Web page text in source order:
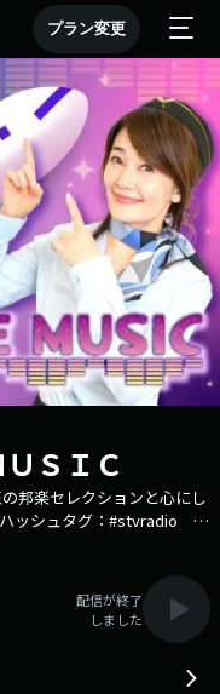
プラン変更
ＳＩＣ
邦楽セレクションと心にし
ッシュタグ：#stvradio X
配信が終了
しました